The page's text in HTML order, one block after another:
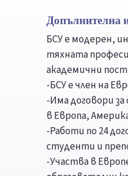
Допълнителна
БСУ е модерен,
тяхната
академични
-БСУ е член на
-Има договори
в Европа,
-Работи по 24
студенти и
-Участва в